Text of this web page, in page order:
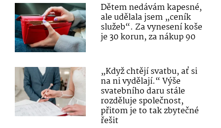
Dětem nedávám kapesné,
ale udělala jsem „ceník
služeb“. Za vynesení koše
je 30 korun, za nákup 90
„Když chtějí svatbu, ať si
na ni vydělají.“ Výše
svatebního daru stále
rozděluje společnost,
přitom je to tak zbytečné
řešit